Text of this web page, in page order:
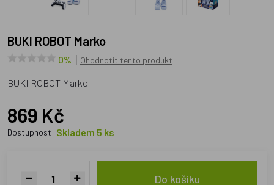
BUKI ROBOT Marko
0% Ohodnotit tento produkt
BUKI ROBOT Marko
869 Kč
Dostupnost: Skladem 5 ks
Do košíku